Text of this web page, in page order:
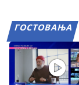
ГОСТОВАЊА